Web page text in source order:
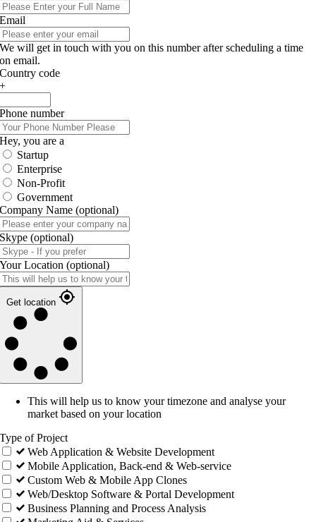
Email
We will get in touch with you on this number after scheduling a time
on email.
Country code
+
Phone number
Hey, you are a
Startup
Enterprise
Non-Profit
Government
Company Name (optional)
Skype (optional)
Your Location (optional)
Get location
This will help us to know your timezone and analyse your
market based on your location
Type of Project
Web Application & Website Development
Mobile Application, Back-end & Web-service
Custom Web & Mobile App Clones
Web/Desktop Software & Portal Development
Business Planning and Process Analysis